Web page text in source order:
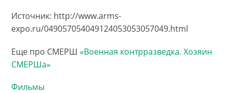
Источник: http://www.arms-
expo.ru/049057054049124053053057049.html
Еще про СМЕРШ«Военная контрразведка. Хозяин
СМЕРШа»
Фильмы